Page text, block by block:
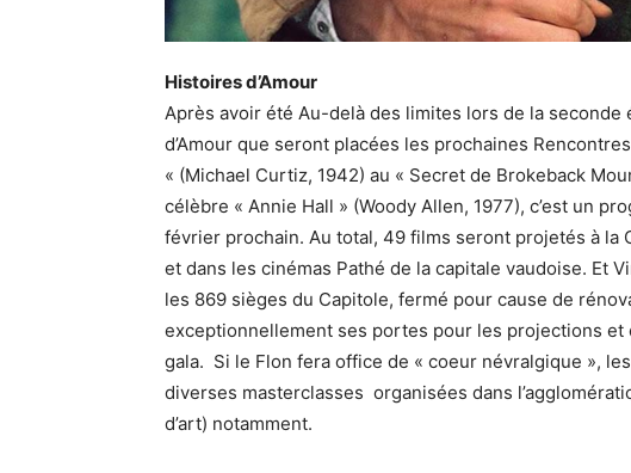
Histoires d’Amour
Après avoir été Au-delà des limites lors de la seconde
d’Amour que seront placées les prochaines
« (Michael Curtiz, 1942) au « Secret de Brokeback
célèbre « Annie Hall » (Woody Allen, 1977), c’est un
février prochain. Au total, 49 films seront projetés à la
et dans les cinémas Pathé de la capitale vaudoise. Et
les 869 sièges du Capitole, fermé pour cause de
exceptionnellement ses portes pour les projections et
gala. Si le Flon fera office de « coeur névralgique »,
diverses masterclasses organisées dans
d’art) notamment.